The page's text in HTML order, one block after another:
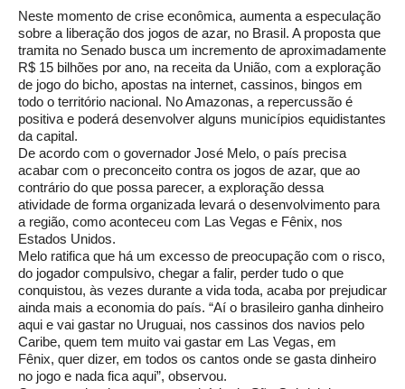
Neste momento de crise econômica, aumenta a especulação
sobre a liberação dos jogos de azar, no Brasil. A proposta que
tramita no Senado busca um incremento de aproximadamente
R$ 15 bilhões por ano, na receita da União, com a exploração
de jogo do bicho, apostas na internet, cassinos, bingos em
todo o território nacional. No Amazonas, a repercussão é
positiva e poderá desenvolver alguns municípios equidistantes
da capital.
De acordo com o governador José Melo, o país precisa
acabar com o preconceito contra os jogos de azar, que ao
contrário do que possa parecer, a exploração dessa
atividade de forma organizada levará o desenvolvimento para
a região, como aconteceu com Las Vegas e Fênix, nos
Estados Unidos.
Melo ratifica que há um excesso de preocupação com o risco,
do jogador compulsivo, chegar a falir, perder tudo o que
conquistou, às vezes durante a vida toda, acaba por prejudicar
ainda mais a economia do país. “Aí o brasileiro ganha dinheiro
aqui e vai gastar no Uruguai, nos cassinos dos navios pelo
Caribe, quem tem muito vai gastar em Las Vegas, em
Fênix, quer dizer, em todos os cantos onde se gasta dinheiro
no jogo e nada fica aqui”, observou.